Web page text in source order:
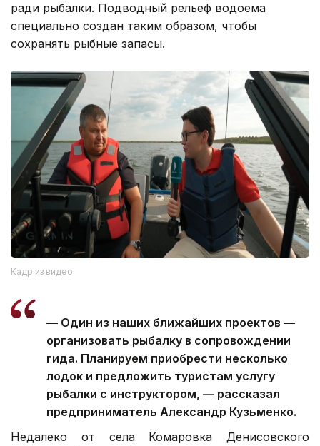
ради рыбалки. Подводный рельеф водоема
специально создан таким образом, чтобы
сохранять рыбные запасы.
Кадр из видео
— Один из наших ближайших проектов —
организовать рыбалку в сопровождении
гида. Планируем приобрести несколько
лодок и предложить туристам услугу
рыбалки с инструктором, — рассказал
предприниматель Александр Кузьменко.
Недалеко от села Комаровка Денисовского